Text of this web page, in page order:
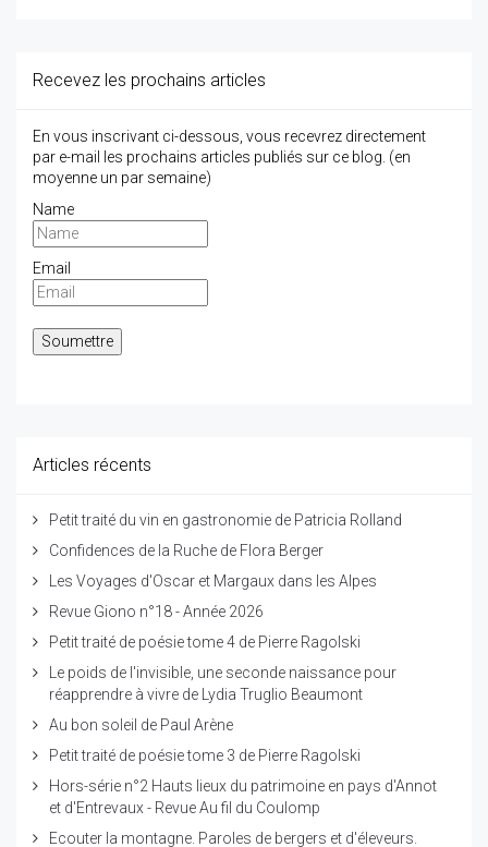
Recevez les prochains articles
En vous inscrivant ci-dessous, vous recevrez directement
par e-mail les prochains articles publiés sur ce blog. (en
moyenne un par semaine)
Name
Email
Articles récents
Petit traité du vin en gastronomie de Patricia Rolland
Confidences de la Ruche de Flora Berger
Les Voyages d'Oscar et Margaux dans les Alpes
Revue Giono n°18 - Année 2026
Petit traité de poésie tome 4 de Pierre Ragolski
Le poids de l'invisible, une seconde naissance pour
réapprendre à vivre de Lydia Truglio Beaumont
Au bon soleil de Paul Arène
Petit traité de poésie tome 3 de Pierre Ragolski
Hors-série n°2 Hauts lieux du patrimoine en pays d'Annot
et d'Entrevaux - Revue Au fil du Coulomp
Ecouter la montagne. Paroles de bergers et d'éleveurs.